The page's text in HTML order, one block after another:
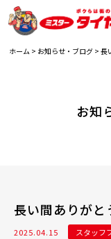
ホーム > お知らせ・ブログ > 長
お知
長い間ありがと
2025.04.15 スタッフ